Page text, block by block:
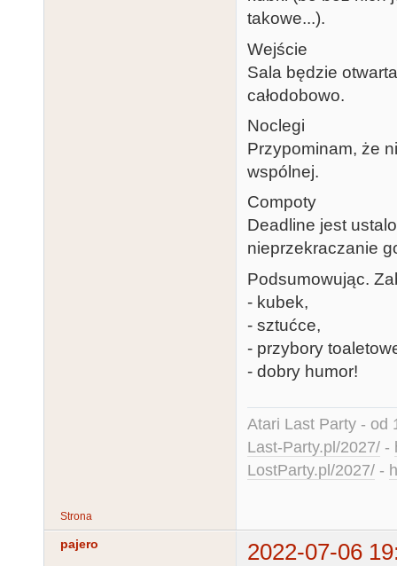
takowe...).
Wejście
Sala będzie
całodobowo.
Noclegi
Przypominam, że
wspólnej.
Compoty
Deadline jest
nieprzekraczanie
Podsumowując.
- kubek,
- sztućce,
- przybory
- dobry humor!
Atari Last Party - od
Last-Party.pl/2027/ -
LostParty.pl/2027/ -
Strona
pajero 2022-07-06